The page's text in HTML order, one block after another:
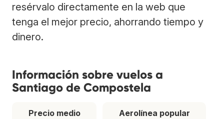
resérvalo directamente en la web que
tenga el mejor precio, ahorrando tiempo y
dinero.
Información sobre vuelos a
Santiago de Compostela
Precio medio
Aerolínea popular